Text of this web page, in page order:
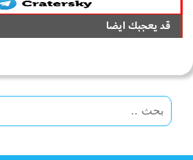
قد يعجبك ايضا